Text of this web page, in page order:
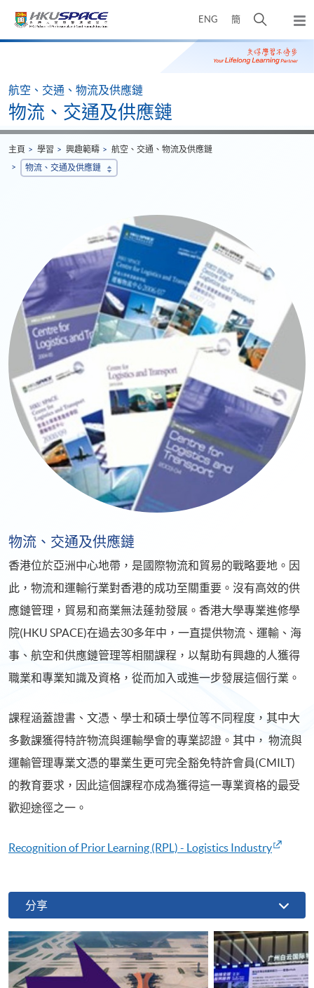
ENG 簡
開
搜
尋
彈
出
主
Main
航空、交通、物流及供應鏈
物流、交通及供應鏈
主頁 學習 興趣範疇
航空、交通、物流及供應鏈
物流、交通及供應鏈
物流、交通及供應鏈
香港位於亞洲中心地帶，是國際物流和貿易的戰略要地。因
此，物流和運輸行業對香港的成功至關重要。沒有高效的供
應鏈管理，貿易和商業無法蓬勃發展。香港大學專業進修學
院(HKU SPACE)在過去30多年中，一直提供物流、運輸、海
事、航空和供應鏈管理等相關課程，以幫助有興趣的人獲得
職業和專業知識及資格，從而加入或進一步發展這個行業。
課程涵蓋證書、文憑、學士和碩士學位等不同程度，其中大
多數課獲得特許物流與運輸學會的專業認證。其中， 物流與
運輸管理專業文憑的畢業生更可完全豁免特許會員(CMILT)
的教育要求，因此這個課程亦成為獲得這一專業資格的最受
歡迎途徑之一。
Recognition of Prior Learning (RPL) - Logistics Industry
分享